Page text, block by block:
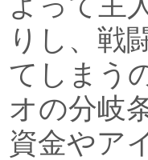
りし、戦
てしまう
オの分岐
資金やア